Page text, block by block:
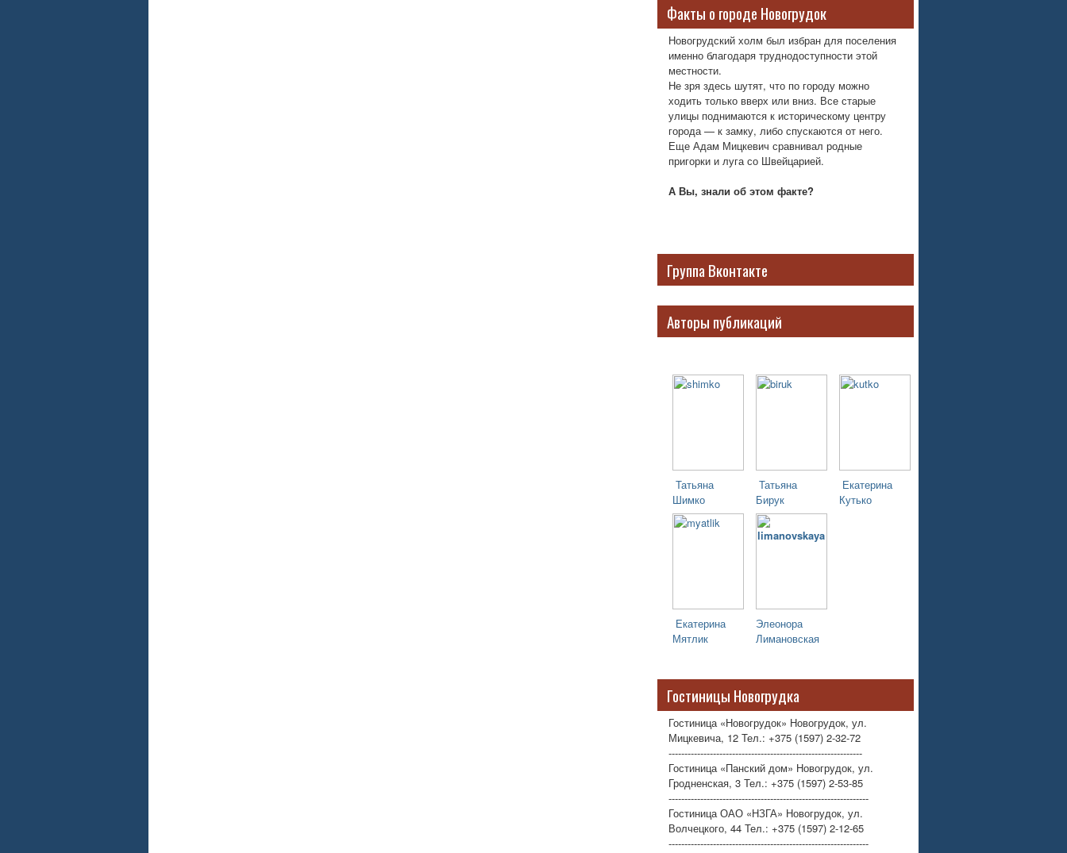
Факты о городе Новогрудок
Новогрудский холм был избран для поселения
именно благодаря труднодоступности этой
местности.
Не зря здесь шутят, что по городу можно
ходить только вверх или вниз. Все старые
улицы поднимаются к историческому центру
города — к замку, либо спускаются от него.
Еще Адам Мицкевич сравнивал родные
пригорки и луга со Швейцарией.
А Вы, знали об этом факте?
Группа Вконтакте
Авторы публикаций
Татьяна
Шимко
Татьяна
Бирук
Екатерина
Кутько
Екатерина
Мятлик
Элеонора
Лимановская
Гостиницы Новогрудка
Гостиница «Новогрудок» Новогрудок, ул.
Мицкевича, 12 Тел.: +375 (1597) 2-32-72
-------------------------------------------------------------
Гостиница «Панский дом» Новогрудок, ул.
Гродненская, 3 Тел.: +375 (1597) 2-53-85
---------------------------------------------------------------
Гостиница ОАО «НЗГА» Новогрудок, ул.
Волчецкого, 44 Тел.: +375 (1597) 2-12-65
---------------------------------------------------------------